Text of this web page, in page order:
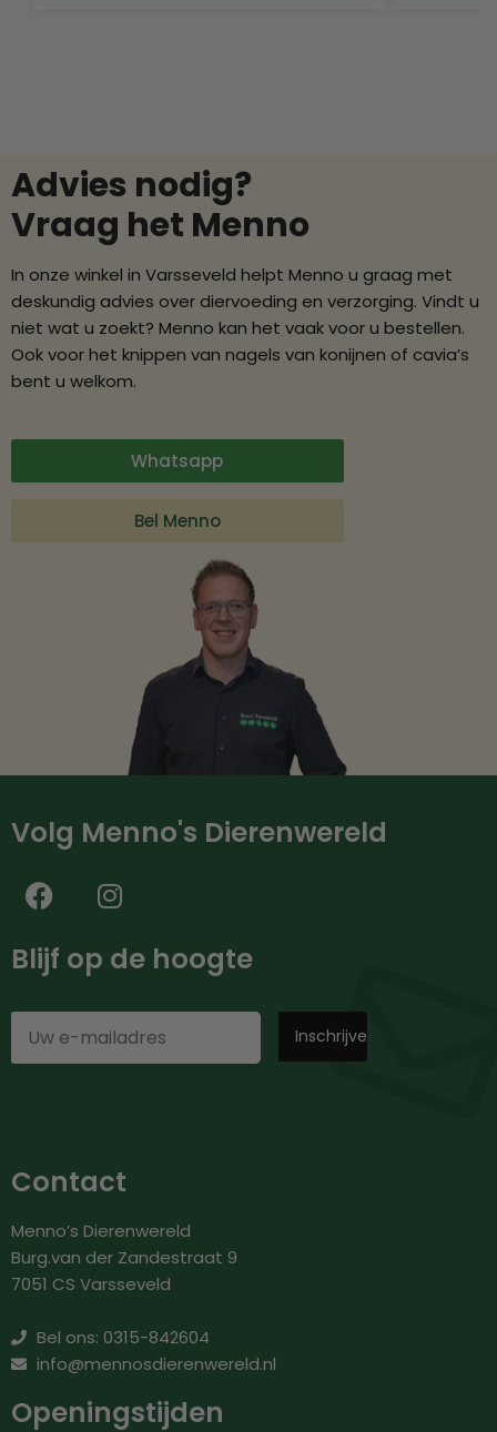
Advies nodig?
Vraag het Menno
In onze winkel in Varsseveld helpt Menno u graag met
deskundig advies over diervoeding en verzorging. Vindt u
niet wat u zoekt? Menno kan het vaak voor u bestellen.
Ook voor het knippen van nagels van konijnen of cavia’s
bent u welkom.
Whatsapp
Bel Menno
Volg Menno's Dierenwereld
Blijf op de hoogte
Contact
Menno’s Dierenwereld
Burg.van der Zandestraat 9
7051 CS Varsseveld
Bel ons: 0315-842604
info@mennosdierenwereld.nl
Openingstijden